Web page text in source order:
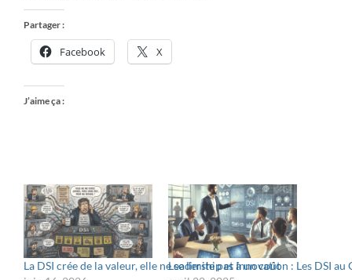
Partager :
Facebook X
J’aime ça :
La DSI crée de la valeur, elle ne se limite pas à un coût
Leadership et Innovation : Les DSI